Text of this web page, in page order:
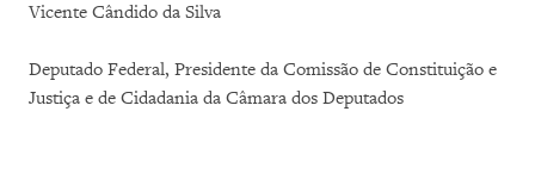
Vicente Cândido da Silva
Deputado Federal, Presidente da Comissão de Constituição e
Justiça e de Cidadania da Câmara dos Deputados